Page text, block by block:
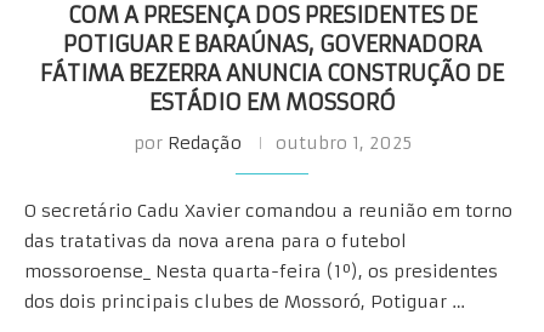
COM A PRESENÇA DOS PRESIDENTES DE
POTIGUAR E BARAÚNAS, GOVERNADORA
FÁTIMA BEZERRA ANUNCIA CONSTRUÇÃO DE
ESTÁDIO EM MOSSORÓ
por Redação outubro 1, 2025
O secretário Cadu Xavier comandou a reunião em torno
das tratativas da nova arena para o futebol
mossoroense_ Nesta quarta-feira (1º), os presidentes
dos dois principais clubes de Mossoró, Potiguar …